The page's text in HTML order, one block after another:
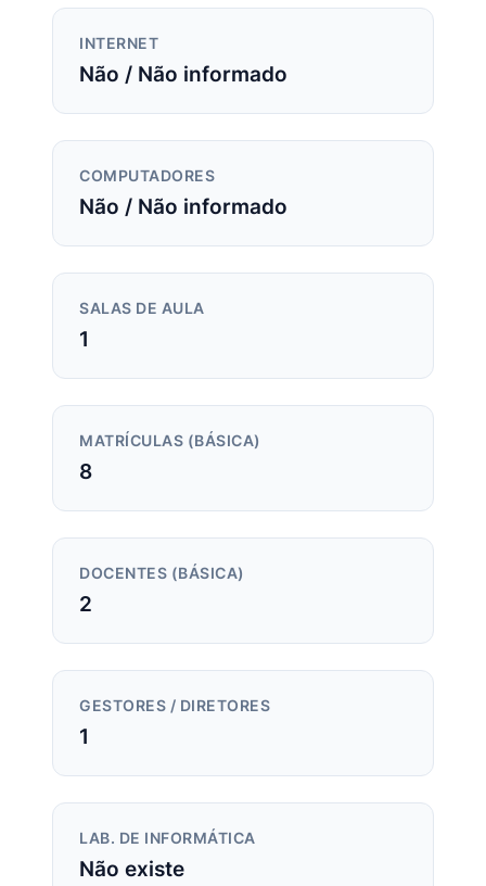
INTERNET
Não / Não informado
COMPUTADORES
Não / Não informado
SALAS DE AULA
1
MATRÍCULAS (BÁSICA)
8
DOCENTES (BÁSICA)
2
GESTORES / DIRETORES
1
LAB. DE INFORMÁTICA
Não existe